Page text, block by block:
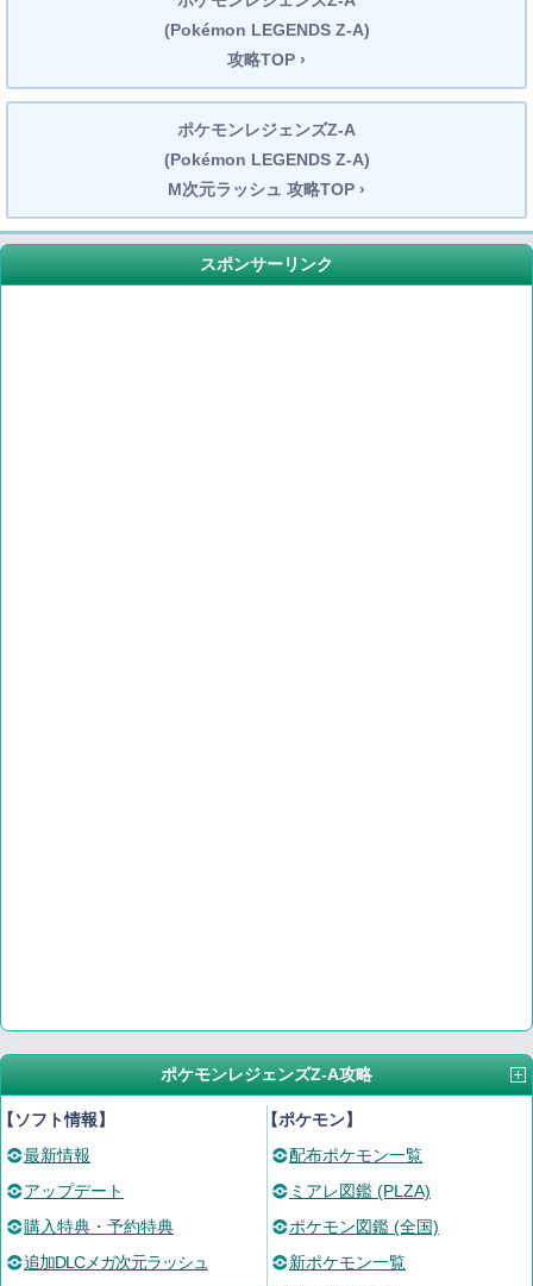
(Pokémon LEGENDS Z-A)
攻略TOP ›
ポケモンレジェンズZ-A
(Pokémon LEGENDS Z-A)
M次元ラッシュ 攻略TOP ›
スポンサーリンク
ポケモンレジェンズZ-A攻略
ソフト情報】
最新情報
アップデート
購入特典・予約特典
追加DLCメガ次元ラッシュ
【ポケモン】
配布ポケモン一覧
ミアレ図鑑 (PLZA)
ポケモン図鑑 (全国)
新ポケモン一覧